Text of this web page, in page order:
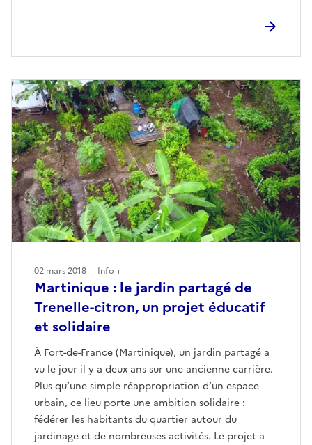
Martinique : le jardin partagé de
Trenelle-citron, un projet éducatif
et solidaire
À Fort-de-France (Martinique), un jardin partagé a
vu le jour il y a deux ans sur une ancienne carrière.
Plus qu’une simple réappropriation d’un espace
urbain, ce lieu porte une ambition solidaire :
fédérer les habitants du quartier autour du
jardinage et de nombreuses activités. Le projet a
02 mars 2018 Info +